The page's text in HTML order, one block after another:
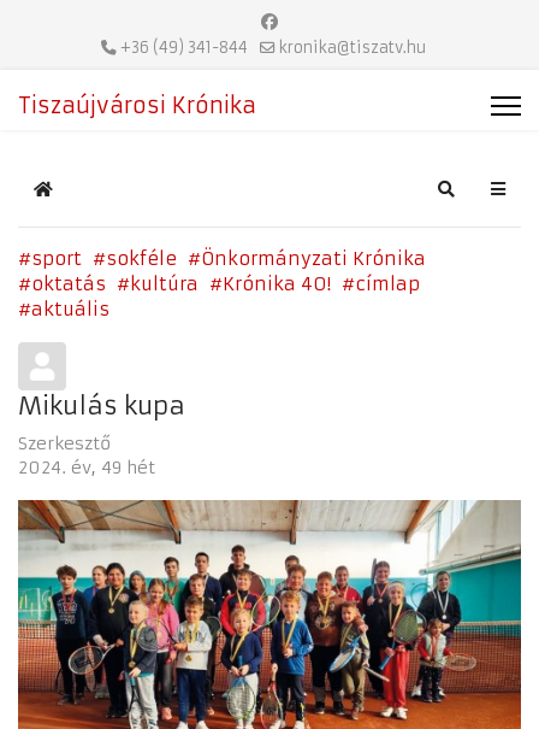
+36 (49) 341-844 kronika@tiszatv.hu
Tiszaújvárosi Krónika
Home Search
sport sokféle
Önkormányzati Krónika
oktatás
kultúra Krónika 40!
címlap
aktuális
Mikulás kupa
Szerkesztő
2024. év 49 hét